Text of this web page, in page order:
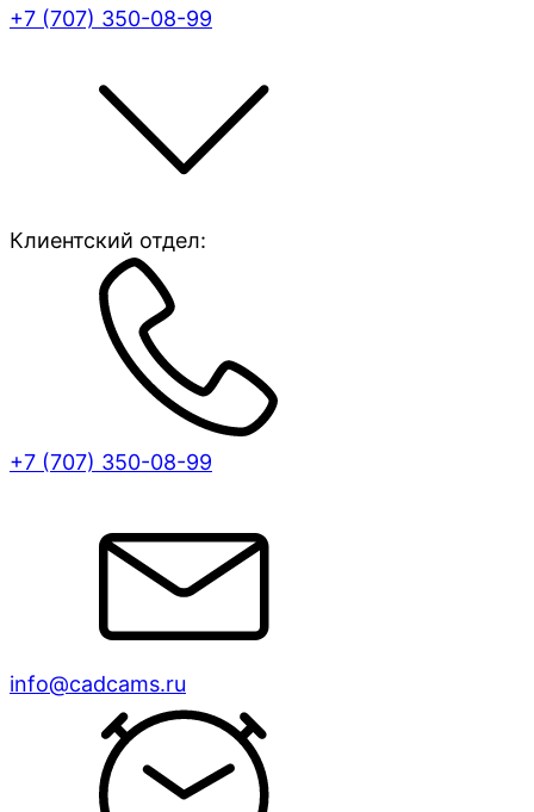
+7 (707) 350-08-99
Клиентский отдел:
+7 (707) 350-08-99
info@cadcams.ru